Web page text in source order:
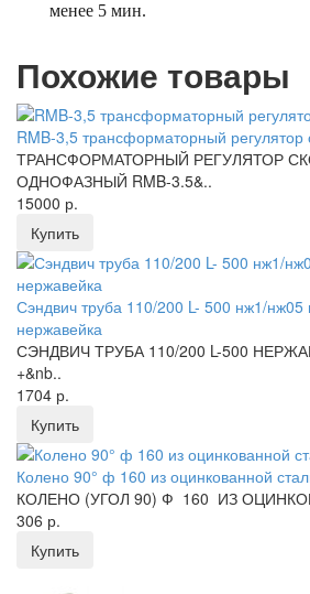
менее 5 мин.
Похожие товары
RMB-3,5 трансформаторный регулятор
ТРАНСФОРМАТОРНЫЙ РЕГУЛЯТОР
ОДНОФАЗНЫЙ RMB-3.5&..
15000 р.
Купить
Сэндвич труба 110/200 L- 500 нж1/нж05
нержавейка
СЭНДВИЧ ТРУБА 110/200 L-500
+&nb..
1704 р.
Купить
Колено 90° ф 160 из оцинкованной
КОЛЕНО (УГОЛ 90) Ф 160 ИЗ
306 р.
Купить